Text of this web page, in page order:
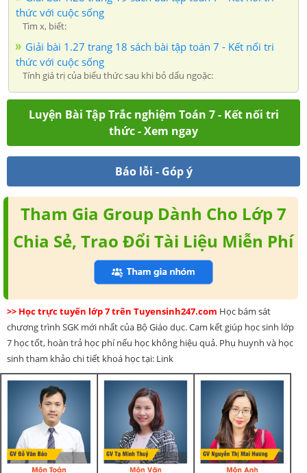
thức với cuộc sống
Tìm x, biết:
Giải bài 1.27 trang 18 sách bài tập toán 7 - Kết nối tri
thức với cuộc sống
Tính giá trị của biểu thức sau khi bỏ dấu ngoặc:
Luyện Bài Tập Trắc nghiệm Toán 7 - Kết nối tri
thức - Xem ngay
Báo lỗi - Góp ý
Tham Gia Group Dành Cho Lớp 7
Chia Sẻ, Trao Đổi Tài Liệu Miễn Phí
>> Học trực tuyến lớp 7 trên Tuyensinh247.com Học bám sát
chương trình SGK mới nhất của Bộ Giáo dục. Cam kết giúp học sinh lớp
7 học tốt, hoàn trả học phí nếu học không hiệu quả. Phụ huynh và học
sinh tham khảo chi tiết khoá học tại: Link